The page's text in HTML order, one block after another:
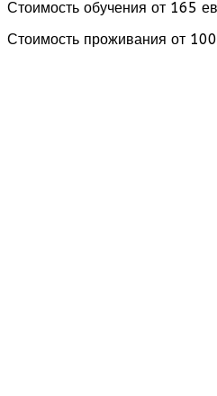
Стоимость обучения от 165
Стоимость проживания от